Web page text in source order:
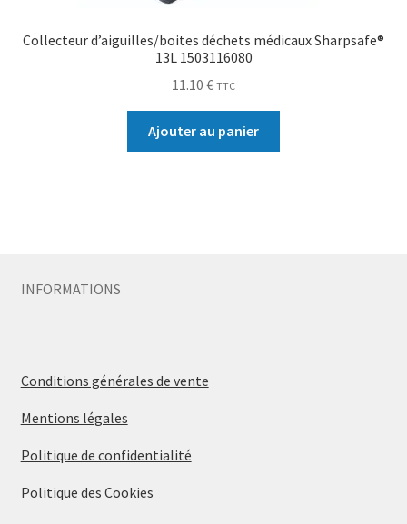
Collecteur d’aiguilles/boites déchets médicaux Sharpsafe®
13L 1503116080
11.10 € TTC
Ajouter au panier
INFORMATIONS
Conditions générales de vente
Mentions légales
Politique de confidentialité
Politique des Cookies